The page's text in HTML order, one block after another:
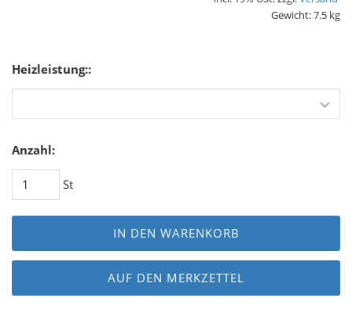
Gewicht: 7.5 kg
Heizleistung::
Anzahl:
St
IN DEN WARENKORB
AUF DEN MERKZETTEL